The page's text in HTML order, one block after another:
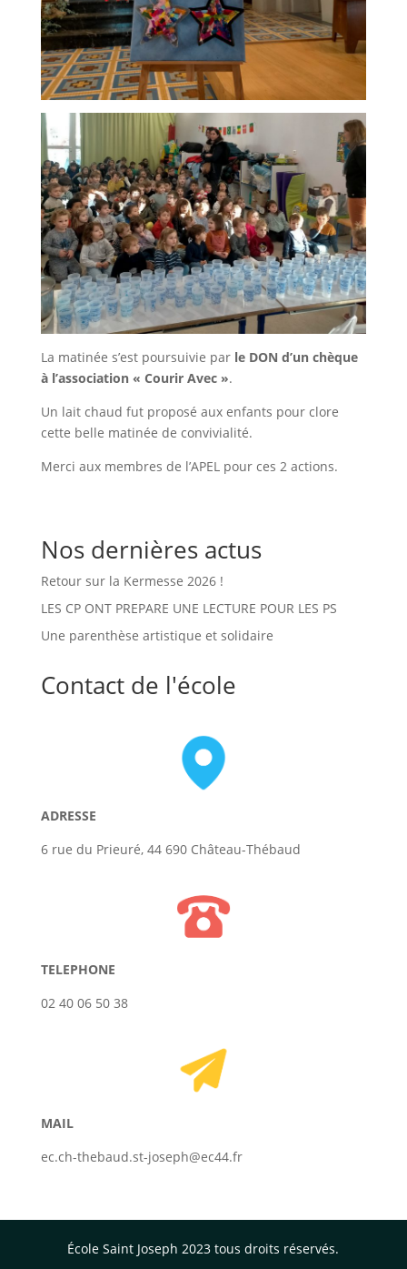
La matinée s’est poursuivie par le DON d’un chèque
à l’association « Courir Avec ».
Un lait chaud fut proposé aux enfants pour clore
cette belle matinée de convivialité.
Merci aux membres de l’APEL pour ces 2 actions.
Nos dernières actus
Retour sur la Kermesse 2026 !
LES CP ONT PREPARE UNE LECTURE POUR LES PS
Une parenthèse artistique et solidaire
Contact de l'école
ADRESSE
6 rue du Prieuré, 44 690 Château-Thébaud
TELEPHONE
02 40 06 50 38
MAIL
ec.ch-thebaud.st-joseph@ec44.fr
École Saint Joseph 2023 tous droits réservés.